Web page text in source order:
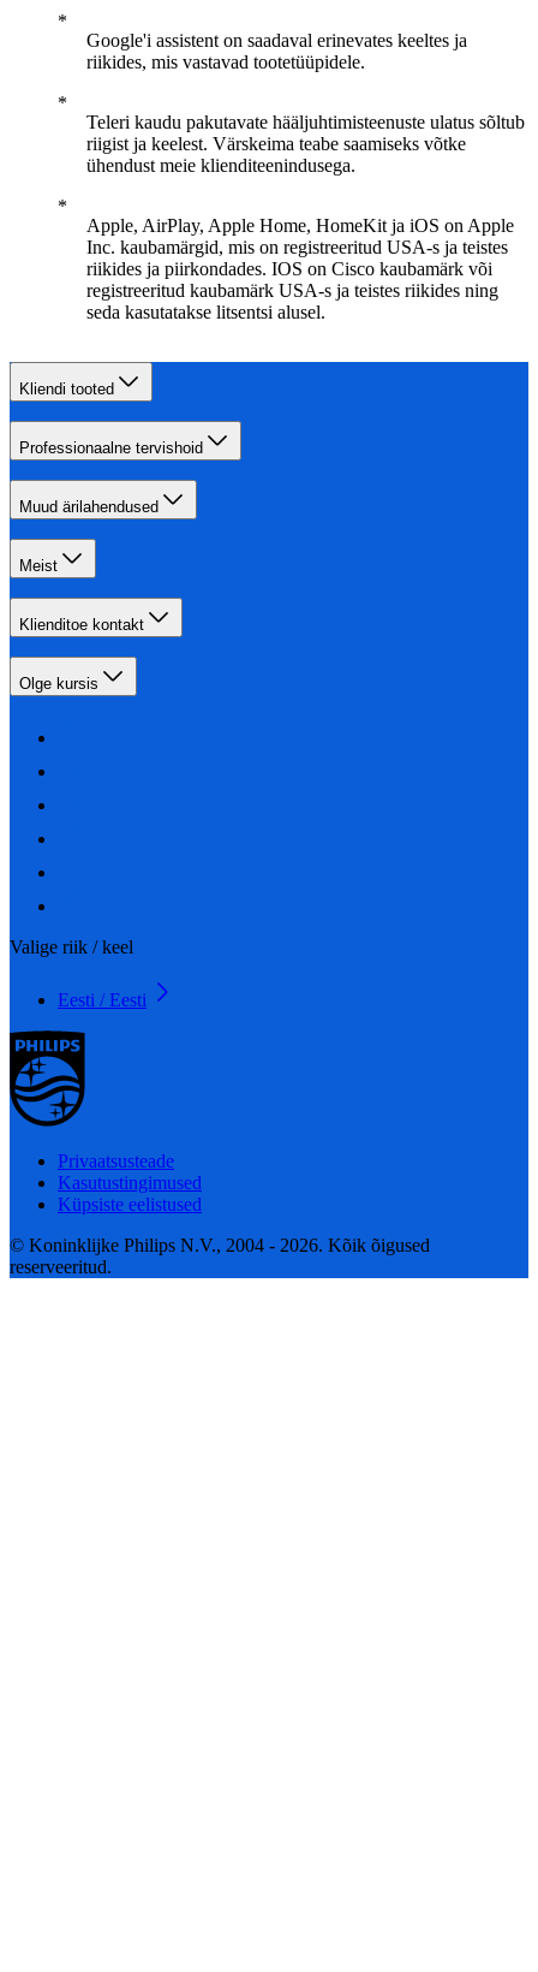
Google'i assistent on saadaval erinevates keeltes ja
riikides, mis vastavad tootetüüpidele.
Teleri kaudu pakutavate hääljuhtimisteenuste ulatus sõltub
riigist ja keelest. Värskeima teabe saamiseks võtke
ühendust meie klienditeenindusega.
Apple, AirPlay, Apple Home, HomeKit ja iOS on Apple
Inc. kaubamärgid, mis on registreeritud USA-s ja teistes
riikides ja piirkondades. IOS on Cisco kaubamärk või
registreeritud kaubamärk USA-s ja teistes riikides ning
seda kasutatakse litsentsi alusel.
Kliendi tooted
Professionaalne tervishoid
Muud ärilahendused
Meist
Klienditoe kontakt
Olge kursis
Valige riik / keel
Eesti / Eesti
Privaatsusteade
Kasutustingimused
Küpsiste eelistused
© Koninklijke Philips N.V., 2004 - 2026. Kõik õigused
reserveeritud.